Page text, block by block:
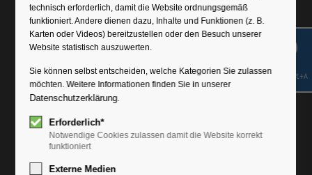
technisch erforderlich, damit die Website ordnungsgemäß
funktioniert. Andere dienen dazu, Inhalte und Funktionen (z. B.
Karten oder Videos) bereitzustellen oder den Besuch unserer
Website statistisch auszuwerten.
Sie können selbst entscheiden, welche Kategorien Sie zulassen
möchten. Weitere Informationen finden Sie in unserer
Datenschutzerklärung.
Erforderlich*
Notwendige Cookies zulassen damit die Website korrekt
funktioniert
Externe Medien
Shift+Alt+A